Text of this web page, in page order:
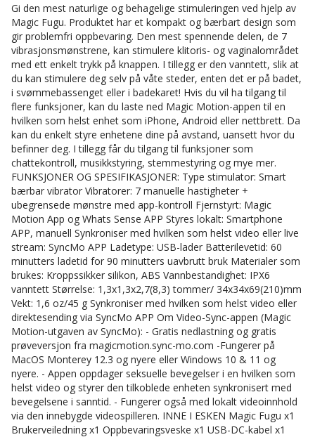
Gi den mest naturlige og behagelige stimuleringen ved hjelp av
Magic Fugu. Produktet har et kompakt og bærbart design som
gir problemfri oppbevaring. Den mest spennende delen, de 7
vibrasjonsmønstrene, kan stimulere klitoris- og vaginalområdet
med ett enkelt trykk på knappen. I tillegg er den vanntett, slik at
du kan stimulere deg selv på våte steder, enten det er på badet,
i svømmebassenget eller i badekaret! Hvis du vil ha tilgang til
flere funksjoner, kan du laste ned Magic Motion-appen til en
hvilken som helst enhet som iPhone, Android eller nettbrett. Da
kan du enkelt styre enhetene dine på avstand, uansett hvor du
befinner deg. I tillegg får du tilgang til funksjoner som
chattekontroll, musikkstyring, stemmestyring og mye mer.
FUNKSJONER OG SPESIFIKASJONER: Type stimulator: Smart
bærbar vibrator Vibratorer: 7 manuelle hastigheter +
ubegrensede mønstre med app-kontroll Fjernstyrt: Magic
Motion App og Whats Sense APP Styres lokalt: Smartphone
APP, manuell Synkroniser med hvilken som helst video eller live
stream: SyncMo APP Ladetype: USB-lader Batterilevetid: 60
minutters ladetid for 90 minutters uavbrutt bruk Materialer som
brukes: Kroppssikker silikon, ABS Vannbestandighet: IPX6
vanntett Størrelse: 1,3x1,3x2,7(8,3) tommer/ 34x34x69(210)mm
Vekt: 1,6 oz/45 g Synkroniser med hvilken som helst video eller
direktesending via SyncMo APP Om Video-Sync-appen (Magic
Motion-utgaven av SyncMo): - Gratis nedlastning og gratis
prøveversjon fra magicmotion.sync-mo.com -Fungerer på
MacOS Monterey 12.3 og nyere eller Windows 10 & 11 og
nyere. - Appen oppdager seksuelle bevegelser i en hvilken som
helst video og styrer den tilkoblede enheten synkronisert med
bevegelsene i sanntid. - Fungerer også med lokalt videoinnhold
via den innebygde videospilleren. INNE I ESKEN Magic Fugu x1
Brukerveiledning x1 Oppbevaringsveske x1 USB-DC-kabel x1